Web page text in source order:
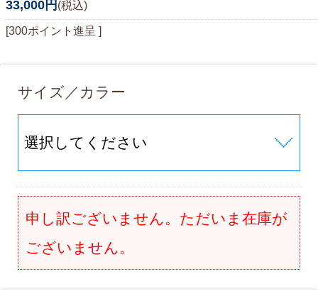
33,000円 (税込)
[300ポイント進呈 ]
サイズ／カラー
申し訳ございません。ただいま在庫が
ございません。